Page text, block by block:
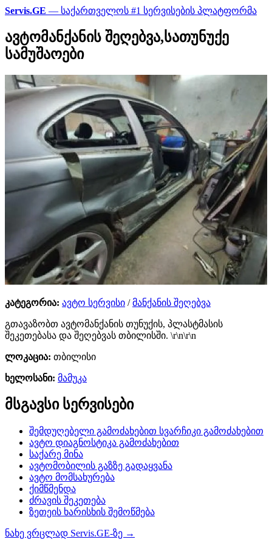
Servis.GE — საქართველოს #1 სერვისების პლატფორმა
ავტომანქანის შეღებვა,სათუნუქე
სამუშაოები
კატეგორია: ავტო სერვისი /მანქანის შეღებვა
გთავაზობთ ავტომანქანის თუნუქის, პლასტმასის
შეკეთებასა და შეღებვას თბილისში. \r\n\r\n
ლოკაცია: თბილისი
ხელოსანი: მამუკა
მსგავსი სერვისები
შემდუღებელი გამოძახებით სვარჩიკი გამოძახებით
ავტო დიაგნოსტიკა გამოძახებით
საქარე მინა
ავტომობილის გაზზე გადაყვანა
ავტო მომსახურება
ქიმწმენდა
ძრავის შეკეთება
ზეთეის ხარისხის შემოწმება
ნახე ვრცლად Servis.GE-ზე →